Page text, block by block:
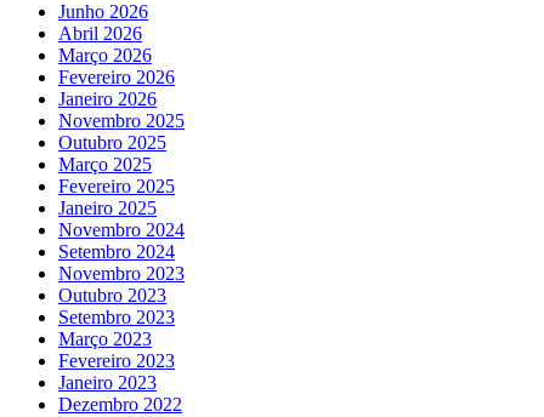
Junho 2026
Abril 2026
Março 2026
Fevereiro 2026
Janeiro 2026
Novembro 2025
Outubro 2025
Março 2025
Fevereiro 2025
Janeiro 2025
Novembro 2024
Setembro 2024
Novembro 2023
Outubro 2023
Setembro 2023
Março 2023
Fevereiro 2023
Janeiro 2023
Dezembro 2022